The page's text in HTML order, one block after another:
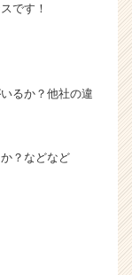
です！
るか？他社の違
？などなど